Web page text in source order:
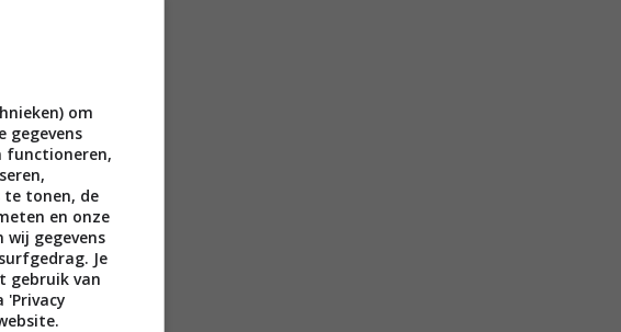
om
gegevens
functioneren,
te tonen, de
en onze
wij gegevens
Je
gebruik van
'Privacy